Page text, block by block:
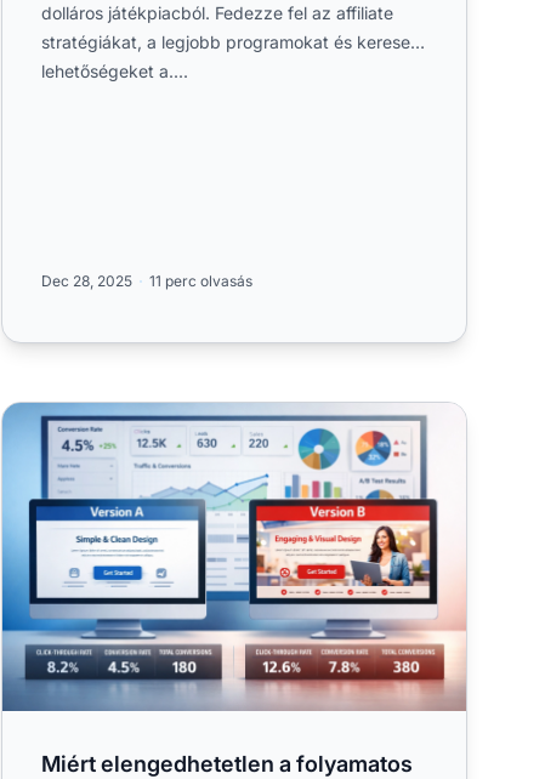
dolláros játékpiacból. Fedezze fel az affiliate
stratégiákat, a legjobb programokat és kereseti
lehetőségeket a....
Dec 28, 2025 11 perc olvasás
Miért elengedhetetlen a folyamatos tesztelés az affiliate
Miért elengedhetetlen a folyamatos